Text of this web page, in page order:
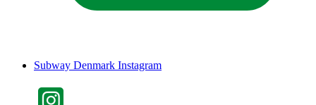
Subway Denmark Instagram